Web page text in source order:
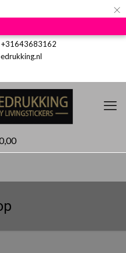
×
+31643683162